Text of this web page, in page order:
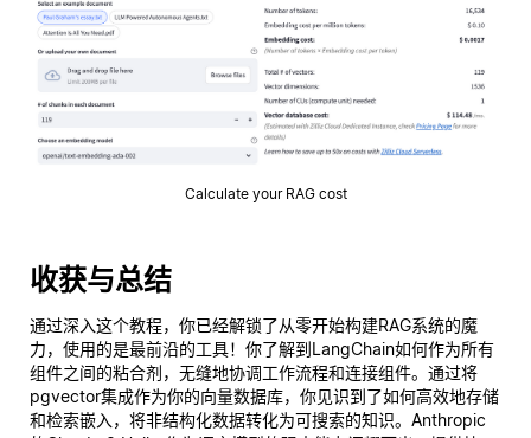
Calculate your RAG cost
收获与总结
通过深入这个教程，你已经解锁了从零开始构建RAG系统的魔
力，使用的是最前沿的工具！你了解到LangChain如何作为所有
组件之间的粘合剂，无缝地协调工作流程和连接组件。通过将
pgvector集成作为你的向量数据库，你见识到了如何高效地存储
和检索嵌入，将非结构化数据转化为可搜索的知识。Anthropic